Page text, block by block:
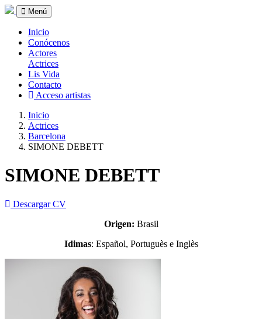
Menú
Inicio
Conócenos
Actores
Actrices
Lis Vida
Contacto
Acceso artistas
Inicio
Actrices
Barcelona
SIMONE DEBETT
SIMONE DEBETT
Descargar CV
Origen: Brasil
Idimas: Español, Portuguès e Inglès